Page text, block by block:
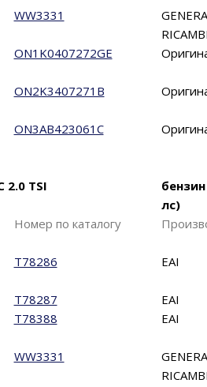
WW3331
ON1K0407272GE
ON2K3407271B
ON3AB423061C
2.0 TSI
лс)
Номер по каталогу
T78286 EAI
T78287
EAI
T78388 EAI
WW3331